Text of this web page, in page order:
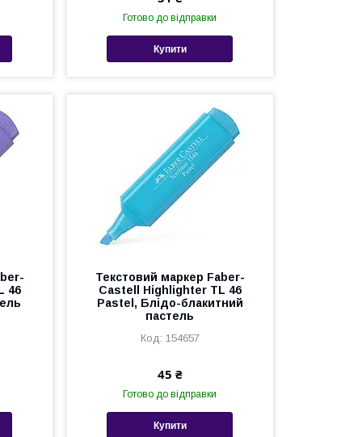
Готово до відправки
Купити
46
Текстовий маркер Faber-
Castell Highlighter TL 46
Pastel, Блідо-блакитний
пастель
154657
45 ₴
Готово до відправки
Купити